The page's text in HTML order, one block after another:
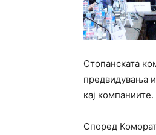
Стопанската
предвидувања
кај компаниите.
Според